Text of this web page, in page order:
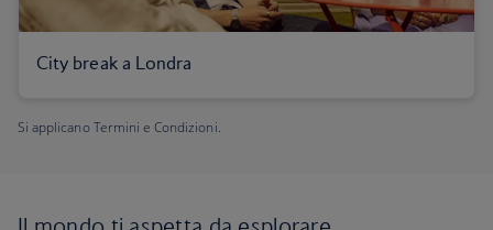
City break a Londra
Si applicano Termini e Condizioni.